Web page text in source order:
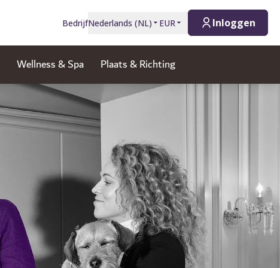
BedrijfNederlands (NL) EUR Inloggen
Wellness & Spa Plaats & Richting